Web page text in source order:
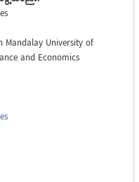
Mandalay University of
and Economics